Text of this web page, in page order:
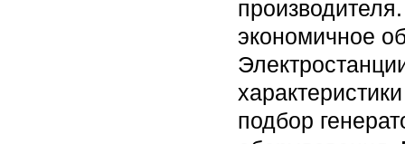
экономичное
подбор